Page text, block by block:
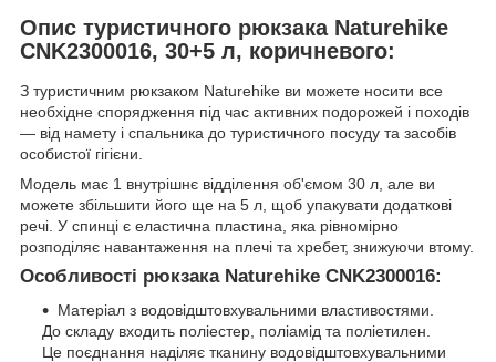
Опис туристичного рюкзака Naturehike
CNK2300016, 30+5 л, коричневого:
З туристичним рюкзаком Naturehike ви можете носити все
необхідне спорядження під час активних подорожей і походів
— від намету і спальника до туристичного посуду та засобів
особистої гігієни.
Модель має 1 внутрішнє відділення об'ємом 30 л, але ви
можете збільшити його ще на 5 л, щоб упакувати додаткові
речі. У спинці є еластична пластина, яка рівномірно
розподіляє навантаження на плечі та хребет, знижуючи втому.
Особливості рюкзака Naturehike CNK2300016:
Матеріал з водовідштовхувальними властивостями.
До складу входить поліестер, поліамід та поліетилен.
Це поєднання наділяє тканину водовідштовхувальними